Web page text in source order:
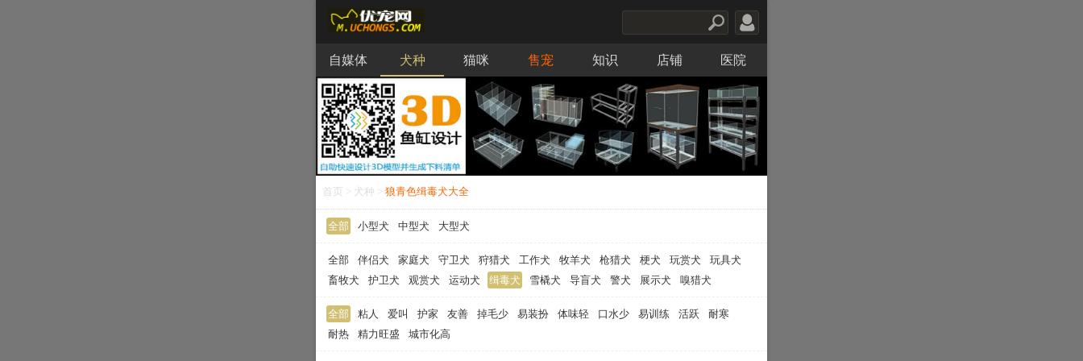
自媒体 犬种 猫咪 售宠 知识 店铺 医院
食品
首页 犬种 狼青色缉毒犬大全
全部 小型犬 中型犬 大型犬
全部 伴侣犬 家庭犬 守卫犬 狩猎犬 工作犬 牧羊犬 枪猎犬 梗犬 玩赏犬
玩具犬
畜牧犬
护卫犬 观赏犬 运动犬 缉毒犬 雪橇犬 导盲犬 警犬 展示犬 嗅猎犬
全部 粘人 爱叫 护家 友善 掉毛少 易装扮 体味轻 口水少 易训练 活跃
耐寒
耐热
精力旺盛 城市化高